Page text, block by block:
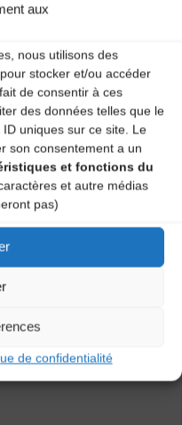
aux
nous utilisons des
stocker et/ou accéder
de consentir à ces
des données telles que le
uniques sur ce site. Le
son consentement a un
et fonctions du
et autre médias
pas)
de confidentialité
– SAINTE
(Chadrac)